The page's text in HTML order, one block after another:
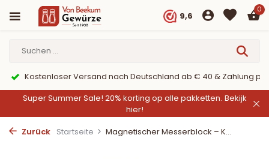
9,6
0
Kostenloser Versand nach Deutschland ab € 40 & Zahlung
Super Summer Sale! 20% korting op alle pakketten. Bekijk
hier!
Zurück Startseite Magnetischer Messerblock – K...